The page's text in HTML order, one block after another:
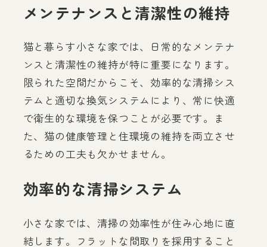
メンテナンスと清潔性の維持
猫と暮らす小さな家では、日常的なメンテナ
ンスと清潔性の維持が特に重要になります。
限られた空間だからこそ、効率的な清掃シス
テムと適切な換気システムにより、常に快適
で衛生的な環境を保つことが必要です。ま
た、猫の健康管理と住環境の維持を両立させ
るための工夫も欠かせません。
効率的な清掃システム
小さな家では、清掃の効率性が住み心地に直
結します。フラットな間取りを採用すること